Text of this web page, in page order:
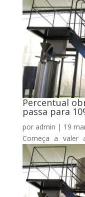
Percentual
passa para
por admin | 19
Começa a valer